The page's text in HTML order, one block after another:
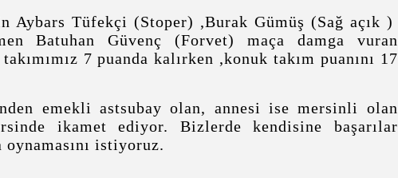
Aybars Tüfekçi (Stoper) ,Burak Gümüş (Sağ açık )
Batuhan Güvenç (Forvet) maça damga vuran
7 puanda kalırken ,konuk takım puanını 17
emekli astsubay olan, annesi ise mersinli olan
ikamet ediyor. Bizlerde kendisine başarılar
istiyoruz.